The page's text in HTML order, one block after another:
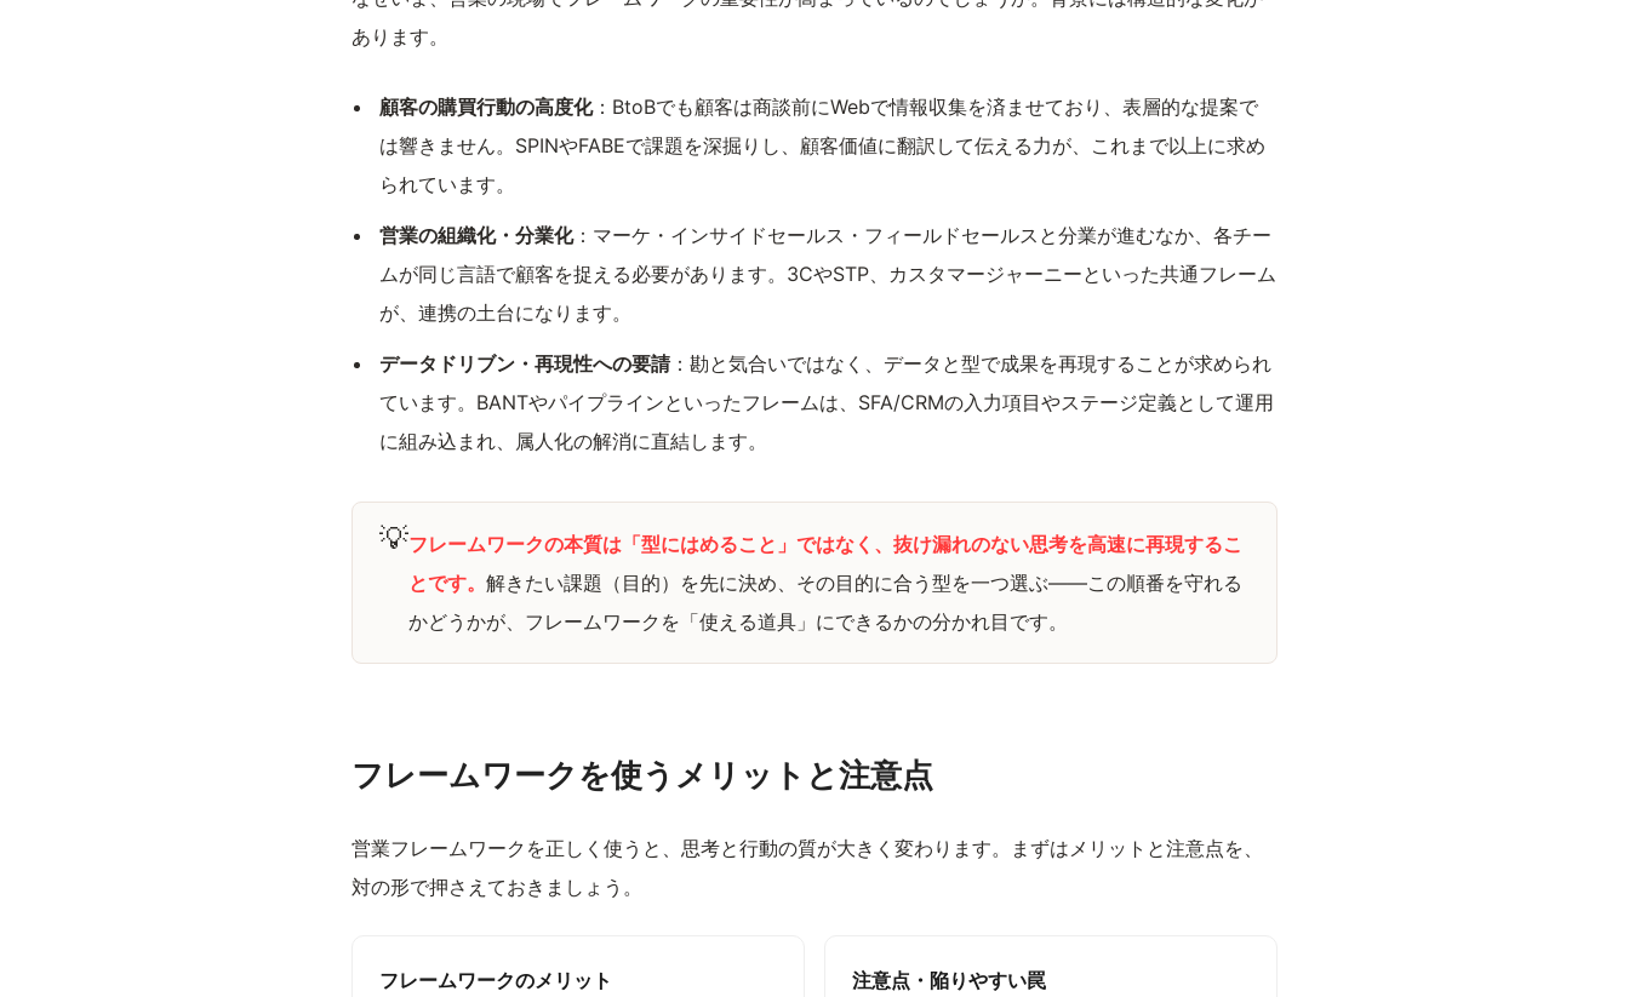
あります。
顧客の購買行動の高度化：BtoBでも顧客は商談前にWebで情報収集を済ませており、表層的な提案で
は響きません。SPINやFABEで課題を深掘りし、顧客価値に翻訳して伝える力が、これまで以上に求め
られています。
営業の組織化・分業化：マーケ・インサイドセールス・フィールドセールスと分業が進むなか、各チー
ムが同じ言語で顧客を捉える必要があります。3CやSTP、カスタマージャーニーといった共通フレーム
が、連携の土台になります。
データドリブン・再現性への要請：勘と気合いではなく、データと型で成果を再現することが求められ
ています。BANTやパイプラインといったフレームは、SFA/CRMの入力項目やステージ定義として運用
に組み込まれ、属人化の解消に直結します。
💡フレームワークの本質は「型にはめること」ではなく、抜け漏れのない思考を高速に再現するこ
とです。 解きたい課題（目的）を先に決め、その目的に合う型を一つ選ぶ——この順番を守れる
かどうかが、フレームワークを「使える道具」にできるかの分かれ目です。
フレームワークを使うメリットと注意点
営業フレームワークを正しく使うと、思考と行動の質が大きく変わります。まずはメリットと注意点を、
対の形で押さえておきましょう。
フレームワークのメリット 注意点・陥りやすい罠